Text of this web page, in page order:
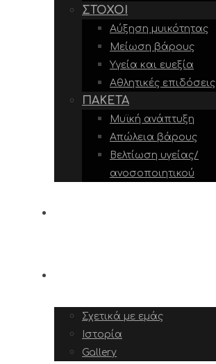
ΣΤΌΧΟΙ
Αύξηση μυικότητας
Μείωση βάρους
Υγεία και ευεξία
Αθλητικές επιδόσεις
ΠΑΚΈΤΑ
Μυϊκή ανάπτυξη
Απώλεια βάρους
Βελτίωση υγείας/
ανοσοποιητικού
Σχετικά με εμάς
Ιστορία
Gallery